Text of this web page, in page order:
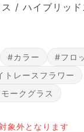
/ ハイブリッド
#カラー
#フロ
トレースフラワー
ークグラス
象外となります